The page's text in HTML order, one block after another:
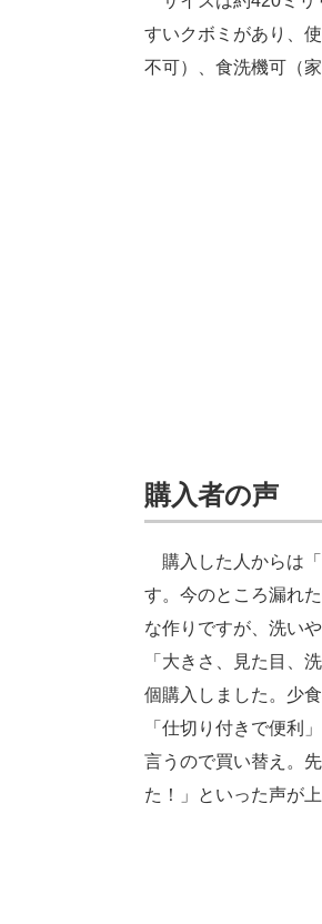
すいクボミがあり、
不可）、食洗機可（
購入者の声
購入した人からは
す。今のところ漏れ
な作りですが、洗い
「大きさ、見た目、
個購入しました。少
「仕切り付きで便利
言うので買い替え。
た！」といった声が